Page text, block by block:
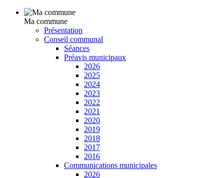
Ma commune
Présentation
Conseil communal
Séances
Préavis municipaux
2026
2025
2024
2023
2022
2021
2020
2019
2018
2017
2016
Communications municipales
2026